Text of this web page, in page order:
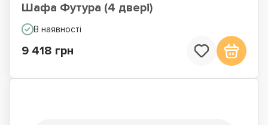
Шафа Футура (4 двері)
В наявності
9 418 грн